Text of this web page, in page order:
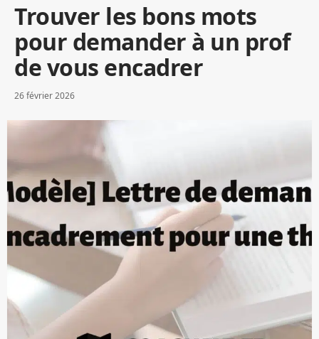
Trouver les bons mots
pour demander à un prof
de vous encadrer
26 février 2026